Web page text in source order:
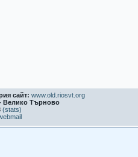
сайт: www.old.riosvt.org
Велико Търново
(stats)